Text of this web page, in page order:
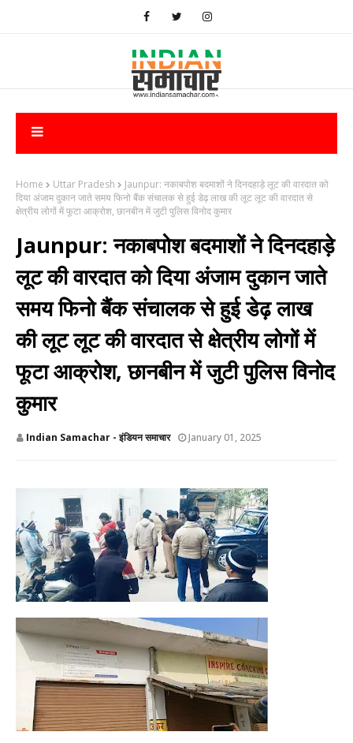
Home Uttar Pradesh
Jaunpur: नकाबपोश बदमाशों ने दिनदहाड़े लूट की वारदात को
दिया अंजाम दुकान जाते समय फिनो बैंक संचालक से हुई डेढ़ लाख की लूट लूट की वारदात से
क्षेत्रीय लोगों में फूटा आक्रोश, छानबीन में जुटी पुलिस विनोद कुमार
Jaunpur: नकाबपोश बदमाशों ने दिनदहाड़े
लूट की वारदात को दिया अंजाम दुकान जाते
समय फिनो बैंक संचालक से हुई डेढ़ लाख
की लूट लूट की वारदात से क्षेत्रीय लोगों में
फूटा आक्रोश, छानबीन में जुटी पुलिस विनोद
कुमार
Indian Samachar - इंडियन समाचार January 01, 2025